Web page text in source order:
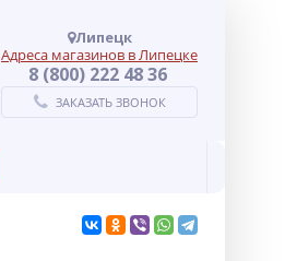
Липецк
Адреса магазинов в Липецке
8 (800) 222 48 36
ЗАКАЗАТЬ ЗВОНОК